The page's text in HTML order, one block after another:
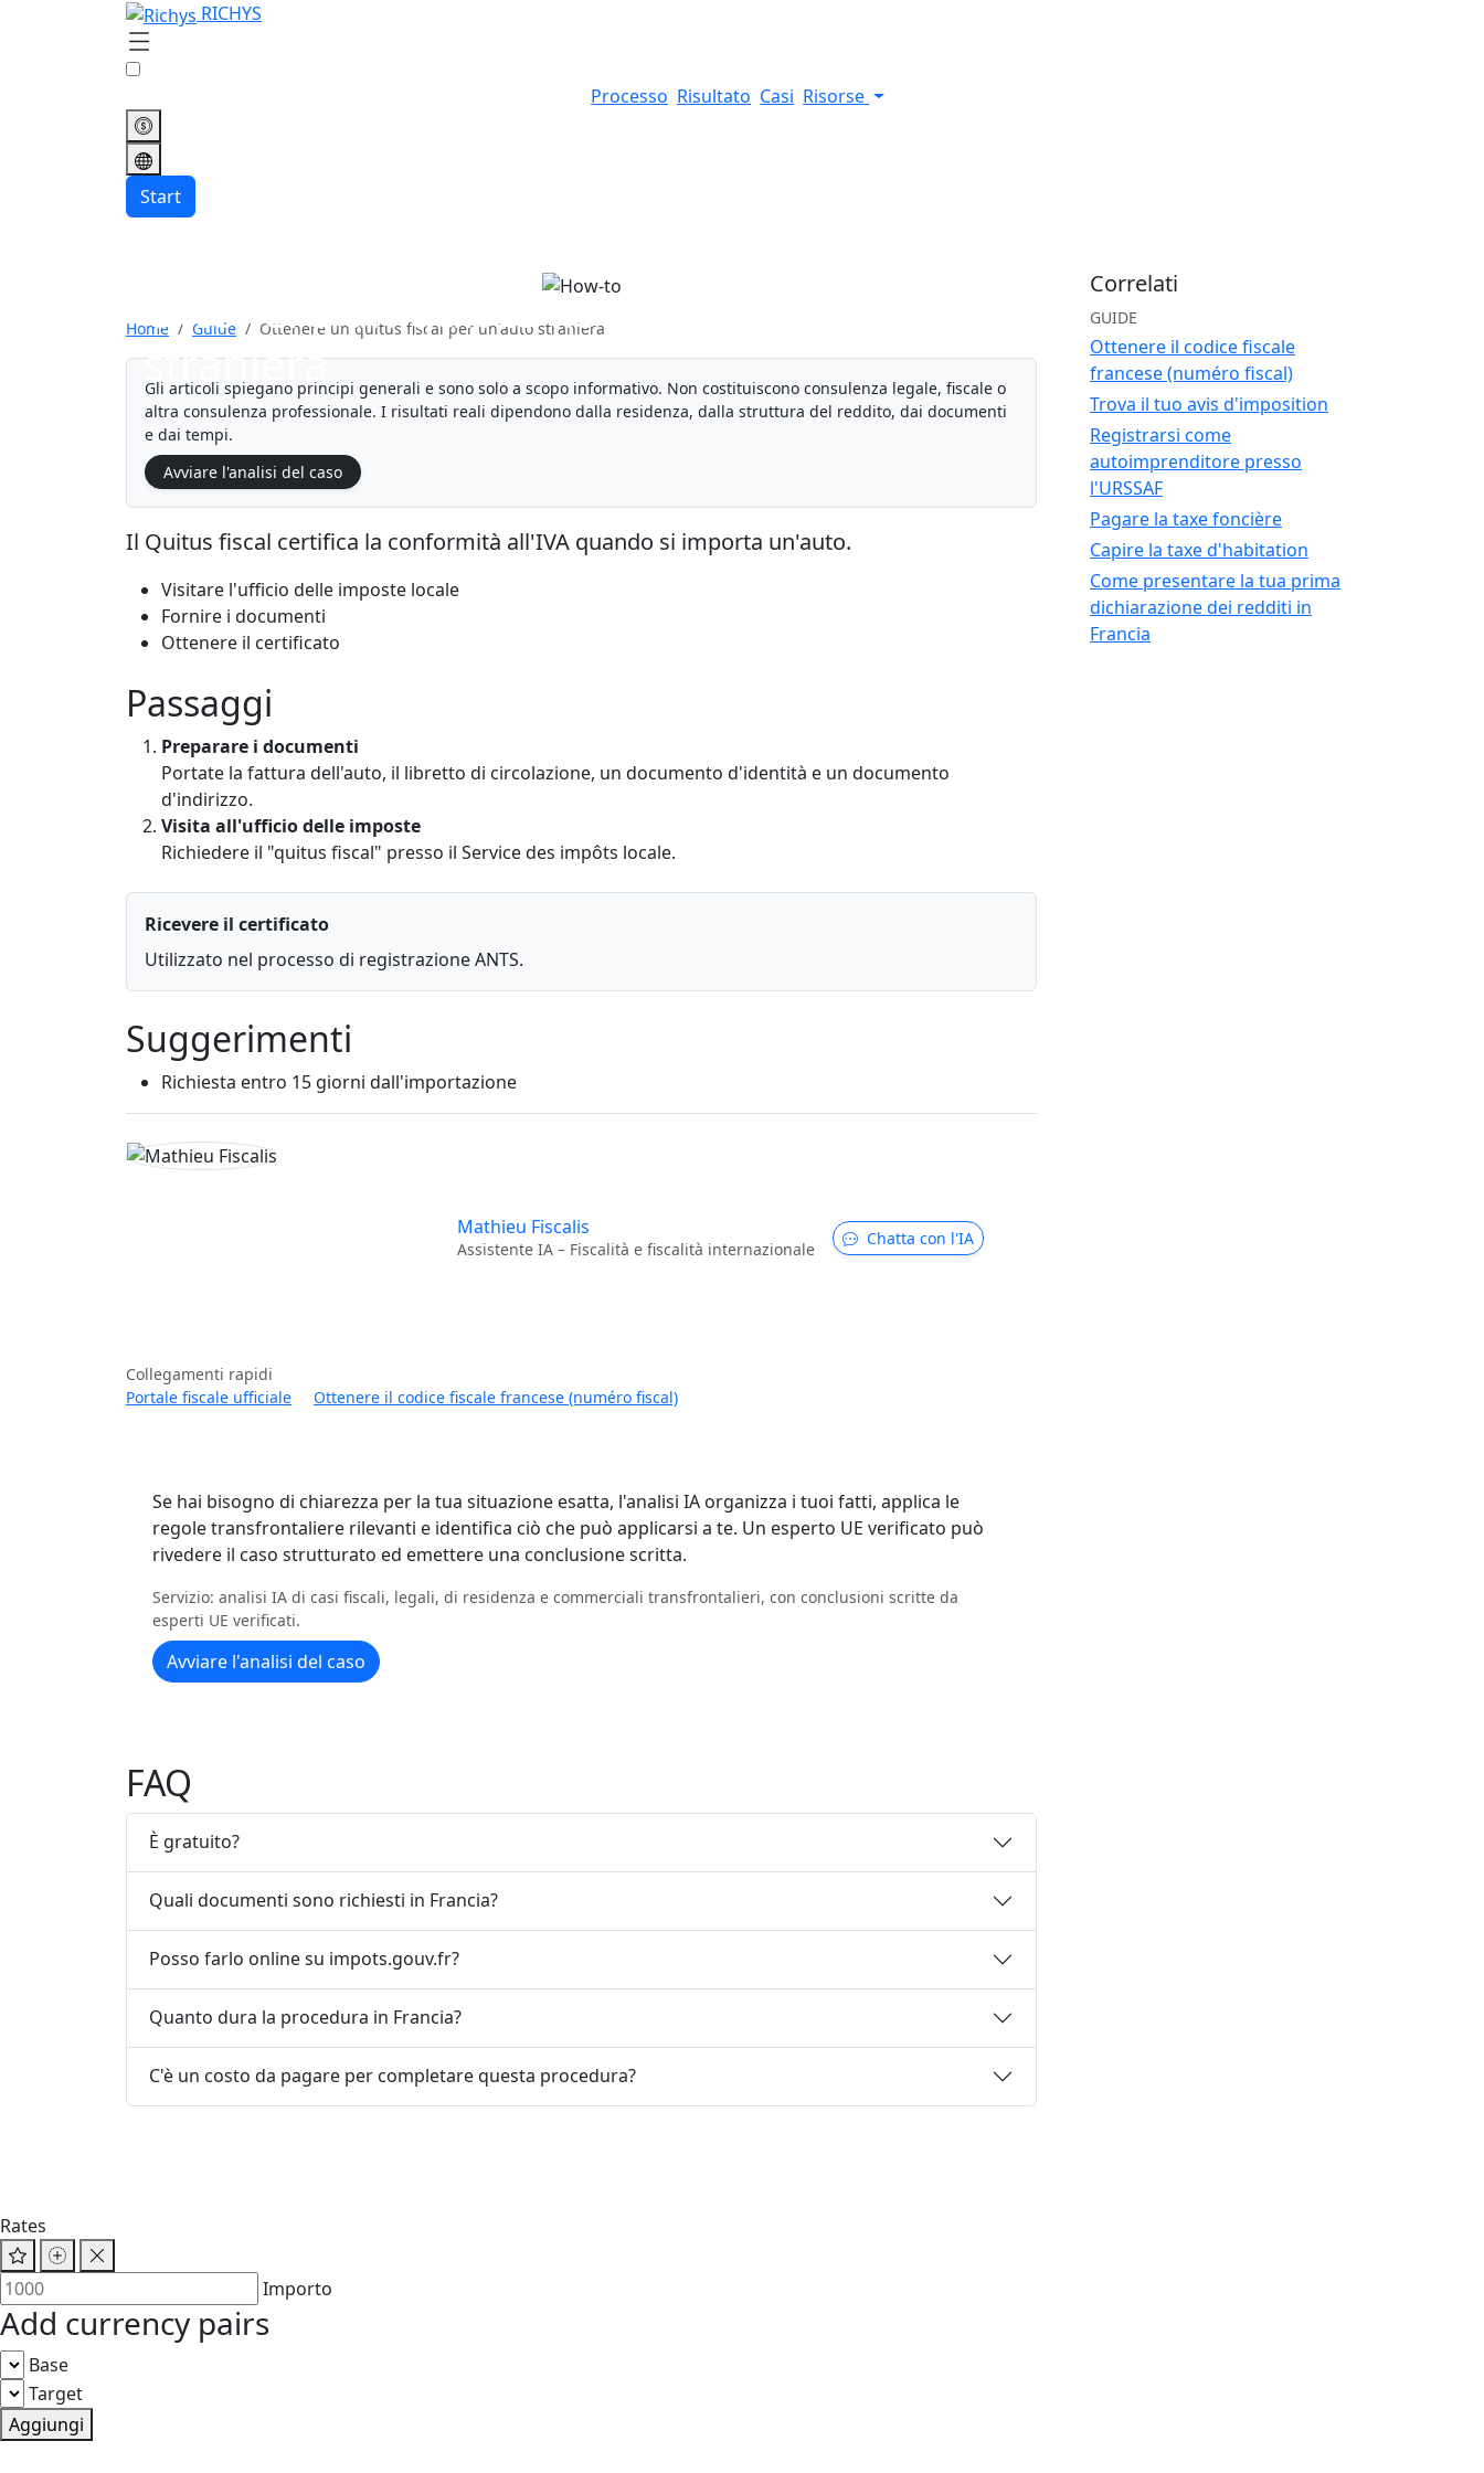
RICHYS
Processo Risultato Casi Risorse
Start
Ottenere un quitus fiscal per un'auto
straniera
Home Guide Ottenere un quitus fiscal per un'auto straniera
Gli articoli spiegano principi generali e sono solo a scopo informativo. Non costituiscono consulenza legale, fiscale o
altra consulenza professionale. I risultati reali dipendono dalla residenza, dalla struttura del reddito, dai documenti
e dai tempi.
Avviare l'analisi del caso
Il Quitus fiscal certifica la conformità all'IVA quando si importa un'auto.
Visitare l'ufficio delle imposte locale
Fornire i documenti
Ottenere il certificato
Passaggi
Preparare i documenti
Portate la fattura dell'auto, il libretto di circolazione, un documento d'identità e un documento
d'indirizzo.
Visita all'ufficio delle imposte
Richiedere il "quitus fiscal" presso il Service des impôts locale.
Ricevere il certificato
Utilizzato nel processo di registrazione ANTS.
Suggerimenti
Richiesta entro 15 giorni dall'importazione
Mathieu Fiscalis
Assistente IA – Fiscalità e fiscalità internazionale Chatta con l'IA
Collegamenti rapidi
Portale fiscale ufficiale
Ottenere il codice fiscale francese (numéro fiscal)
Se hai bisogno di chiarezza per la tua situazione esatta, l'analisi IA organizza i tuoi fatti, applica le
regole transfrontaliere rilevanti e identifica ciò che può applicarsi a te. Un esperto UE verificato può
rivedere il caso strutturato ed emettere una conclusione scritta.
Servizio: analisi IA di casi fiscali, legali, di residenza e commerciali transfrontalieri, con conclusioni scritte da
esperti UE verificati.
Avviare l'analisi del caso
FAQ
È gratuito?
Quali documenti sono richiesti in Francia?
Posso farlo online su impots.gouv.fr?
Quanto dura la procedura in Francia?
C'è un costo da pagare per completare questa procedura?
Correlati
GUIDE
Ottenere il codice fiscale
francese (numéro fiscal)
Trova il tuo avis d'imposition
Registrarsi come
autoimprenditore presso
l'URSSAF
Pagare la taxe foncière
Capire la taxe d'habitation
Come presentare la tua prima
dichiarazione dei redditi in
Francia
Rates
Importo
Add currency pairs
Base
Target
Aggiungi